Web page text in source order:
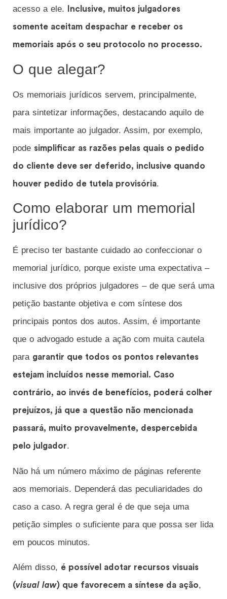
acesso a ele.
Inclusive, muitos julgadores
somente aceitam despachar e receber os
memoriais após o seu protocolo no processo.
O que alegar?
Os memoriais jurídicos servem, principalmente,
para sintetizar informações, destacando aquilo de
mais importante ao julgador. Assim, por exemplo,
pode simplificar as razões pelas quais o pedido
do cliente deve ser deferido, inclusive quando
houver pedido de tutela provisória.
Como elaborar um memorial
jurídico?
É preciso ter bastante cuidado ao confeccionar o
memorial jurídico, porque existe uma expectativa –
inclusive dos próprios julgadores – de que será uma
petição bastante objetiva e com síntese dos
principais pontos dos autos. Assim, é importante
que o advogado estude a ação com muita cautela
para garantir que todos os pontos relevantes
estejam incluídos nesse memorial. Caso
contrário, ao invés de benefícios, poderá colher
prejuízos, já que a questão não mencionada
passará, muito provavelmente, despercebida
pelo julgador.
Não há um número máximo de páginas referente
aos memoriais. Dependerá das peculiaridades do
caso a caso. A regra geral é de que seja uma
petição simples o suficiente para que possa ser lida
em poucos minutos.
Além disso, é possível adotar recursos visuais
(visual law) que favorecem a síntese da ação,